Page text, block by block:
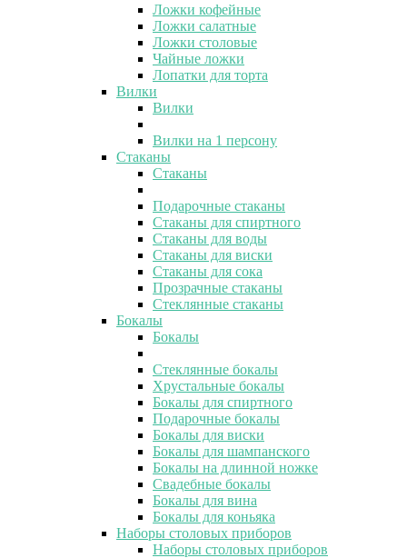
Ложки кофейные
Ложки салатные
Ложки столовые
Чайные ложки
Лопатки для торта
Вилки
Вилки
Вилки на 1 персону
Стаканы
Стаканы
Подарочные стаканы
Стаканы для спиртного
Стаканы для воды
Стаканы для виски
Стаканы для сока
Прозрачные стаканы
Стеклянные стаканы
Бокалы
Бокалы
Стеклянные бокалы
Хрустальные бокалы
Бокалы для спиртного
Подарочные бокалы
Бокалы для виски
Бокалы для шампанского
Бокалы на длинной ножке
Свадебные бокалы
Бокалы для вина
Бокалы для коньяка
Наборы столовых приборов
Наборы столовых приборов